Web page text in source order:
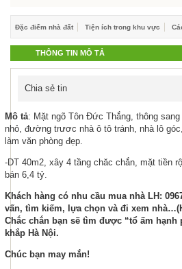
Đặc điểm nhà đất Tiện ích trong khu vực
THÔNG TIN MÔ TẢ
Chia sẻ tin
Mô tả: Mặt ngõ Tôn Đức Thắng, thông
nhỏ, đường trươc nhà ô tô tránh, nhà lô
làm văn phòng đẹp.
-DT 40m2, xây 4 tầng chăc chắn, mặt tiền
bán 6,4 tỷ.
Khách hàng có nhu cầu mua nhà LH:
vấn, tìm kiếm, lựa chọn và đi xem
Chắc chắn bạn sẽ tìm được “tổ ấm
khắp Hà Nội.
Chúc bạn may mắn!